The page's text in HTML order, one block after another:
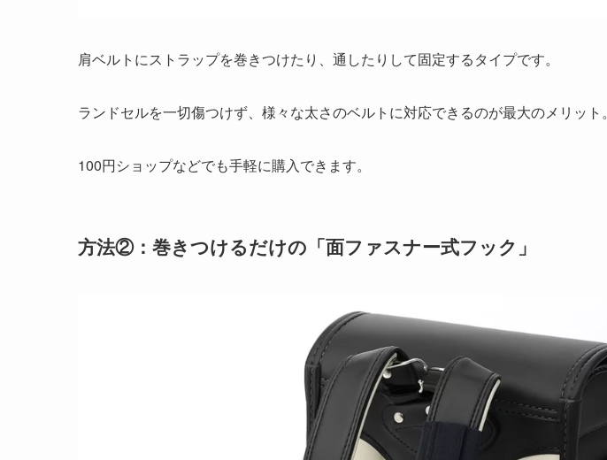
肩ベルトにストラップを巻きつけたり、通したりして固定するタイプです。
ランドセルを一切傷つけず、様々な太さのベルトに対応できるのが最大のメリット。
100円ショップなどでも手軽に購入できます。
方法②：巻きつけるだけの「面ファスナー式フック」